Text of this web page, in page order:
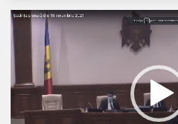
Player
video